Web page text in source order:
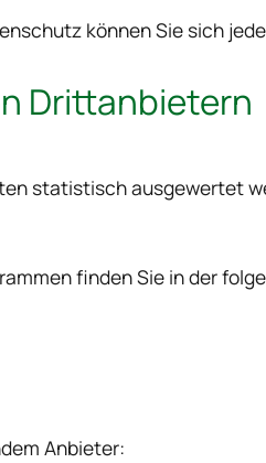
können Sie sich
Dritt­anbietern
statistisch ausgewertet
finden Sie in der
Anbieter: